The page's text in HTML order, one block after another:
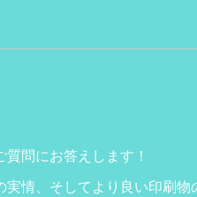
問にお答えします！
実情、そしてより良い印刷物